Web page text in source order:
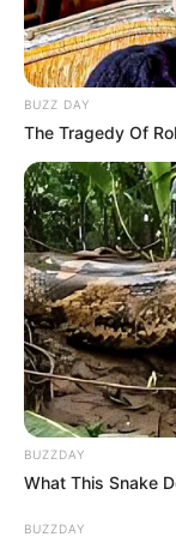
BUZZ DAY
The Tragedy Of
BUZZDAY
What This Snake
BUZZDAY